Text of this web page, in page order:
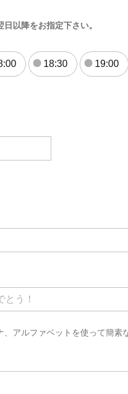
以降をお指定下さい。
18:30 19:00
アルファベットを使って簡素